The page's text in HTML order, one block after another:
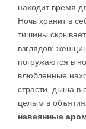
находит время
Ночь хранит в
тишины
взглядов:
погружаются в
влюбленные
страсти, дыша в
целым в
навеянные